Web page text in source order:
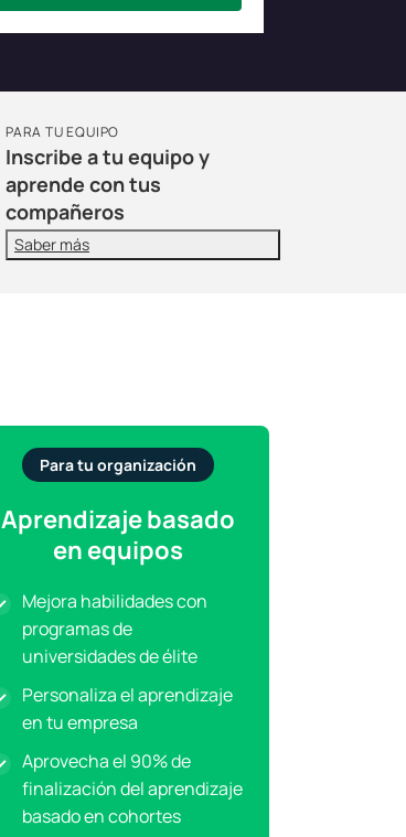
PARA TU EQUIPO
Inscribe a tu equipo y
aprende con tus
compañeros
Saber más
Para tu organización
Aprendizaje basado
en equipos
Mejora habilidades con
programas de
universidades de élite
Personaliza el aprendizaje
en tu empresa
Aprovecha el 90% de
finalización del aprendizaje
basado en cohortes